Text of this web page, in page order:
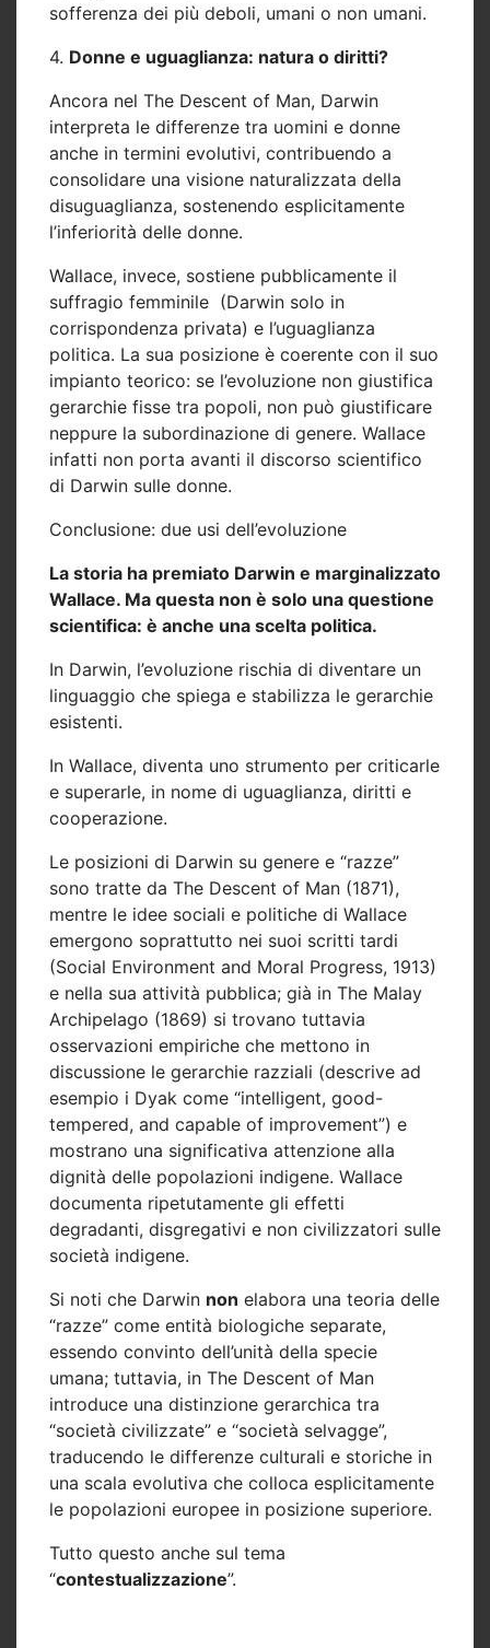
sofferenza dei più deboli, umani o non umani.
4. Donne e uguaglianza: natura o diritti?
Ancora nel The Descent of Man, Darwin
interpreta le differenze tra uomini e donne
anche in termini evolutivi, contribuendo a
consolidare una visione naturalizzata della
disuguaglianza, sostenendo esplicitamente
l’inferiorità delle donne.
Wallace, invece, sostiene pubblicamente il
suffragio femminile (Darwin solo in
corrispondenza privata) e l’uguaglianza
politica. La sua posizione è coerente con il suo
impianto teorico: se l’evoluzione non giustifica
gerarchie fisse tra popoli, non può giustificare
neppure la subordinazione di genere. Wallace
infatti non porta avanti il discorso scientifico
di Darwin sulle donne.
Conclusione: due usi dell’evoluzione
La storia ha premiato Darwin e marginalizzato
Wallace. Ma questa non è solo una questione
scientifica: è anche una scelta politica.
In Darwin, l’evoluzione rischia di diventare un
linguaggio che spiega e stabilizza le gerarchie
esistenti.
In Wallace, diventa uno strumento per criticarle
e superarle, in nome di uguaglianza, diritti e
cooperazione.
Le posizioni di Darwin su genere e “razze”
sono tratte da The Descent of Man (1871),
mentre le idee sociali e politiche di Wallace
emergono soprattutto nei suoi scritti tardi
(Social Environment and Moral Progress, 1913)
e nella sua attività pubblica; già in The Malay
Archipelago (1869) si trovano tuttavia
osservazioni empiriche che mettono in
discussione le gerarchie razziali (descrive ad
esempio i Dyak come “intelligent, good-
tempered, and capable of improvement”) e
mostrano una significativa attenzione alla
dignità delle popolazioni indigene. Wallace
documenta ripetutamente gli effetti
degradanti, disgregativi e non civilizzatori sulle
società indigene.
Si noti che Darwin non elabora una teoria delle
“razze” come entità biologiche separate,
essendo convinto dell’unità della specie
umana; tuttavia, in The Descent of Man
introduce una distinzione gerarchica tra
“società civilizzate” e “società selvagge”,
traducendo le differenze culturali e storiche in
una scala evolutiva che colloca esplicitamente
le popolazioni europee in posizione superiore.
Tutto questo anche sul tema
“contestualizzazione”.